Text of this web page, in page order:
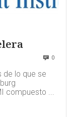
0
de lo que se
compuesto ...